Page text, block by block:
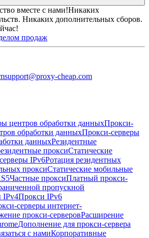
вместе с нами!Никаких
Никаких дополнительных сборов.
продаж
support@proxy-cheap.com
центров обработки данныхПрокси-
обработки данныхПрокси-серверы
данныхРезидентные
проксиСтатические
IPv6Ротация резидентных
проксиСтатические мобильные
Частные проксиПлатный прокси-
пропускной
IPv4Прокси IPv6
серверы интернет-
прокси-серверовРасширение
Дополнение для прокси-сервера
с намиКорпоративные